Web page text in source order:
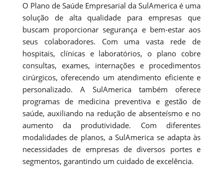
O Plano de Saúde Empresarial da SulAmerica é uma
solução de alta qualidade para empresas que
buscam proporcionar segurança e bem-estar aos
seus colaboradores. Com uma vasta rede de
hospitais, clínicas e laboratórios, o plano cobre
consultas, exames, internações e procedimentos
cirúrgicos, oferecendo um atendimento eficiente e
personalizado. A SulAmerica também oferece
programas de medicina preventiva e gestão de
saúde, auxiliando na redução de absenteísmo e no
aumento da produtividade. Com diferentes
modalidades de planos, a SulAmerica se adapta às
necessidades de empresas de diversos portes e
segmentos, garantindo um cuidado de excelência.